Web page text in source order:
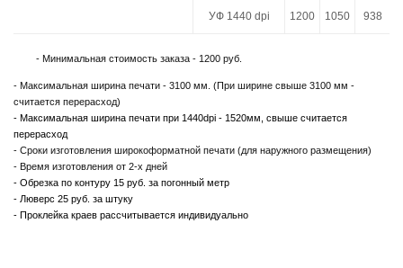
УФ 1440 dpi 1200 1050 938
- Минимальная стоимость заказа - 1200 руб.
- Максимальная ширина печати - 3100 мм. (При ширине свыше 3100 мм -
считается перерасход)
- Максимальная ширина печати при 1440dpi - 1520мм, свыше считается
перерасход
- Сроки изготовления широкоформатной печати (для наружного размещения)
- Время изготовления от 2-х дней
- Обрезка по контуру 15 руб. за погонный метр
- Люверс 25 руб. за штуку
- Проклейка краев рассчитывается индивидуально